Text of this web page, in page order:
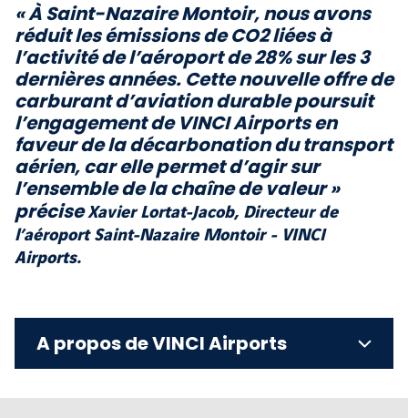
« À Saint-Nazaire Montoir, nous avons
réduit les émissions de CO2 liées à
l’activité de l’aéroport de 28% sur les 3
dernières années. Cette nouvelle offre de
carburant d’aviation durable poursuit
l’engagement de VINCI Airports en
faveur de la décarbonation du transport
aérien, car elle permet d’agir sur
l’ensemble de la chaîne de valeur»
préciseXavier Lortat-Jacob, Directeur de
l’aéroport Saint-Nazaire Montoir - VINCI
Airports.
A propos de VINCI Airports